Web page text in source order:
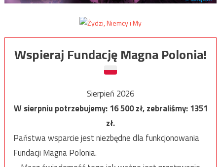
Wspieraj Fundację Magna Polonia!
Sierpień 2026
W sierpniu potrzebujemy:16 500zł, zebraliśmy:1351
zł.
Państwa wsparcie jest niezbędne dla funkcjonowania
Fundacji Magna Polonia.